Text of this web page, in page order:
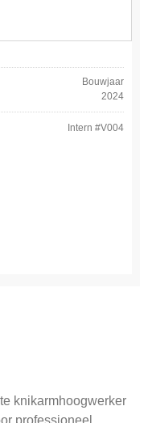
Bouwjaar
2024
Intern #V004
knikarmhoogwerker
professioneel